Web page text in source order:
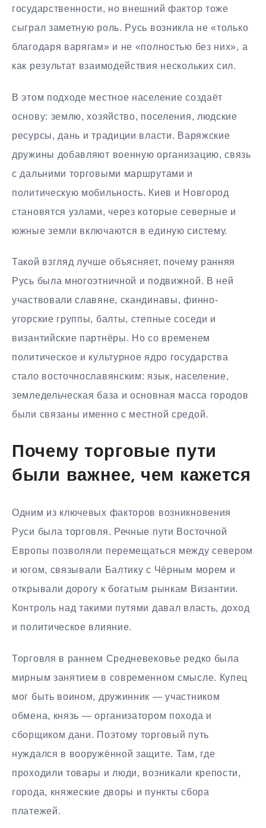
государственности, но внешний фактор тоже
сыграл заметную роль. Русь возникла не «только
благодаря варягам» и не «полностью без них», а
как результат взаимодействия нескольких сил.
В этом подходе местное население создаёт
основу: землю, хозяйство, поселения, людские
ресурсы, дань и традиции власти. Варяжские
дружины добавляют военную организацию, связь
с дальними торговыми маршрутами и
политическую мобильность. Киев и Новгород
становятся узлами, через которые северные и
южные земли включаются в единую систему.
Такой взгляд лучше объясняет, почему ранняя
Русь была многоэтничной и подвижной. В ней
участвовали славяне, скандинавы, финно-
угорские группы, балты, степные соседи и
византийские партнёры. Но со временем
политическое и культурное ядро государства
стало восточнославянским: язык, население,
земледельческая база и основная масса городов
были связаны именно с местной средой.
Почему торговые пути
были важнее, чем кажется
Одним из ключевых факторов возникновения
Руси была торговля. Речные пути Восточной
Европы позволяли перемещаться между севером
и югом, связывали Балтику с Чёрным морем и
открывали дорогу к богатым рынкам Византии.
Контроль над такими путями давал власть, доход
и политическое влияние.
Торговля в раннем Средневековье редко была
мирным занятием в современном смысле. Купец
мог быть воином, дружинник — участником
обмена, князь — организатором похода и
сборщиком дани. Поэтому торговый путь
нуждался в вооружённой защите. Там, где
проходили товары и люди, возникали крепости,
города, княжеские дворы и пункты сбора
платежей.